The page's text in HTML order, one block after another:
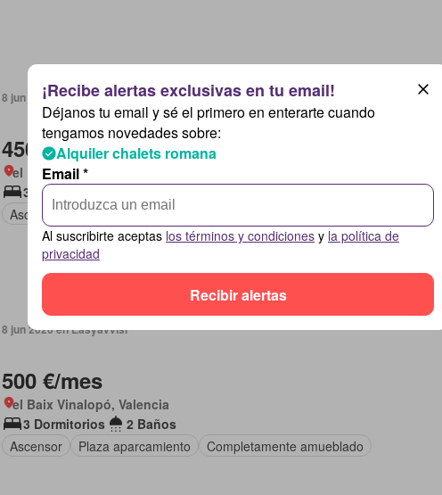
8 jun 2026 en Easyavvisi
450 €/mes
el Baix Vinalopó, Valencia
3 Dormitorios
Ascensor
Cocina equipada
8 jun 2026 en Easyavvisi
500 €/mes
el Baix Vinalopó, Valencia
3 Dormitorios
2 Baños
Ascensor
Plaza aparcamiento Completamente amueblado
Déjanos tu email y sé el primero en enterarte cuando
tengamos novedades sobre:
Alquiler chalets romana
Email *
Al suscribirte aceptas los términos y condiciones y la política de
privacidad
Recibir alertas